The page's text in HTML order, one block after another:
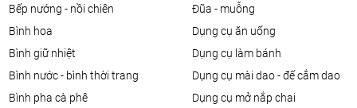
bếp nướng - nồi chiên
bình hoa
bình giữ nhiệt
bình nước - bình thời trang
bình pha cà phê
đũa - muỗng
dụng cụ ăn uống
dụng cụ làm bánh
dụng cụ mài dao - đế cắm dao
dụng cụ mở nắp chai